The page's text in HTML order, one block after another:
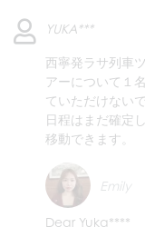
YUKA***
西寧発ラサ列車
アーについて１
ていただけない
日程はまだ確定
移動できます。
Emily
Dear Yuka****